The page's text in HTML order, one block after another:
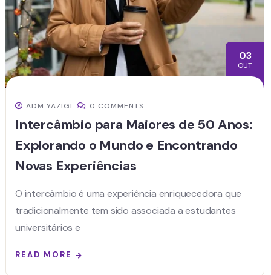
03
OUT
ADM YAZIGI 0 COMMENTS
Intercâmbio para Maiores de 50 Anos:
Explorando o Mundo e Encontrando
Novas Experiências
O intercâmbio é uma experiência enriquecedora que
tradicionalmente tem sido associada a estudantes
universitários e
READ MORE